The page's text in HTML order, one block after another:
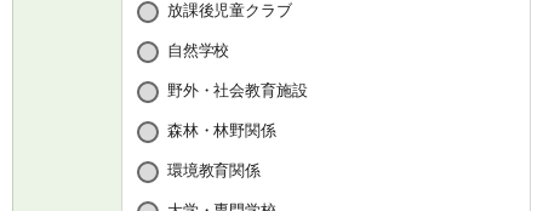
放課後児童クラブ
自然学校
野外・社会教育施設
森林・林野関係
環境教育関係